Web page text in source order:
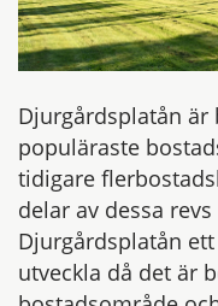
Djurgårdsplatån är
populäraste
tidigare
delar av dessa
Djurgårdsplatån
utveckla då det är